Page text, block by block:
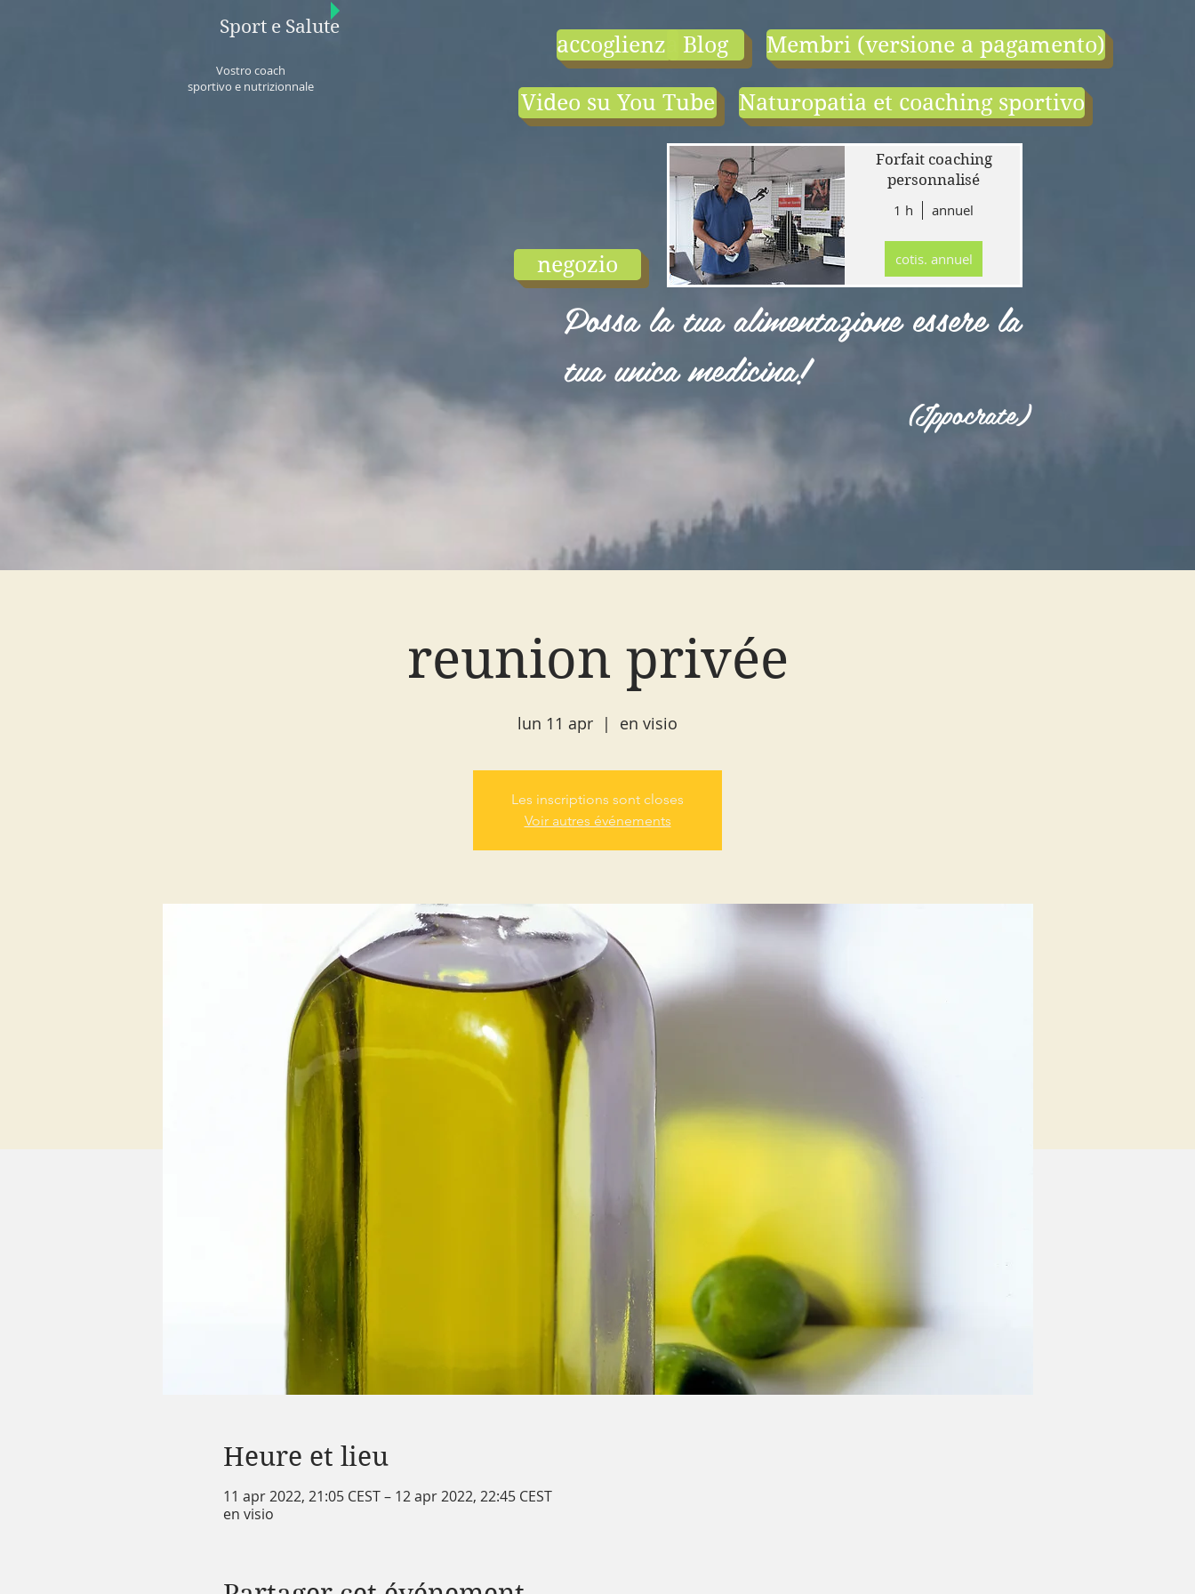
Sport e Salute
Vostro coach
sportivo e nutrizionnale
accoglienza Blog Membri (versione a pagamento)
Video su You Tube Naturopatia et coaching sportivo
negozio
- le tarif comprend:
1) une visio-
conférence par
mois en salle ou en
ligne.
2) 1 cours en
groupe de condition
physique en ligne
ou en salle par
semaine (sauf juillet
et ...
Forfait coaching
personnalisé
1 h
annuel
cotis. annuel
Possa la tua alimentazione essere la
tua unica medicina!
(Ippocrate)
reunion privée
lun 11 apr
  |
en visio
Les inscriptions sont closes
Voir autres événements
Heure et lieu
11 apr 2022, 21:05 CEST – 12 apr 2022, 22:45 CEST
en visio